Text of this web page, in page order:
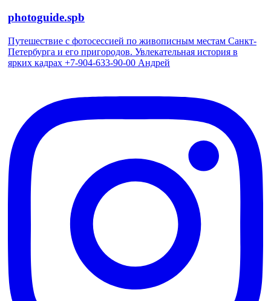
photoguide.spb
Путешествие с фотосессией по живописным местам Санкт-
Петербурга и его пригородов. Увлекательная история в
ярких кадрах +7-904-633-90-00 Андрей